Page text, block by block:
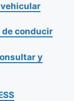
conducir
y